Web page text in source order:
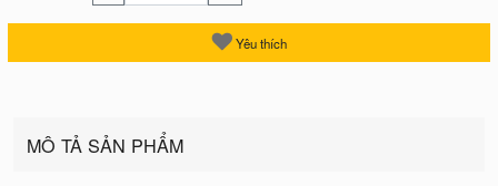
Yêu thích
MÔ TẢ SẢN PHẨM